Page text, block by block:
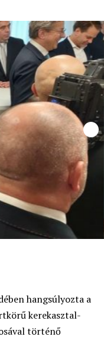
hangsúlyozta a
kerekasztal-
történő